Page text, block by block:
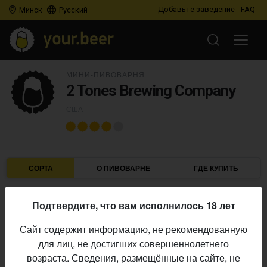
Минск Русский Добавьте заведение FAQ
2 Tones Brewing Company
СОРТА О ПИВОВАРНЕ ГДЕ КУПИТЬ
ABV ДАТА В ПРОДАЖЕ
2 TONES BREWING COMPANY
Magic Gnome- Passion Fruit Melon
Подтвердите, что вам исполнилось 18 лет
Сайт содержит информацию, не рекомендованную
для лиц, не достигших совершеннолетнего
возраста. Сведения, размещённые на сайте, не